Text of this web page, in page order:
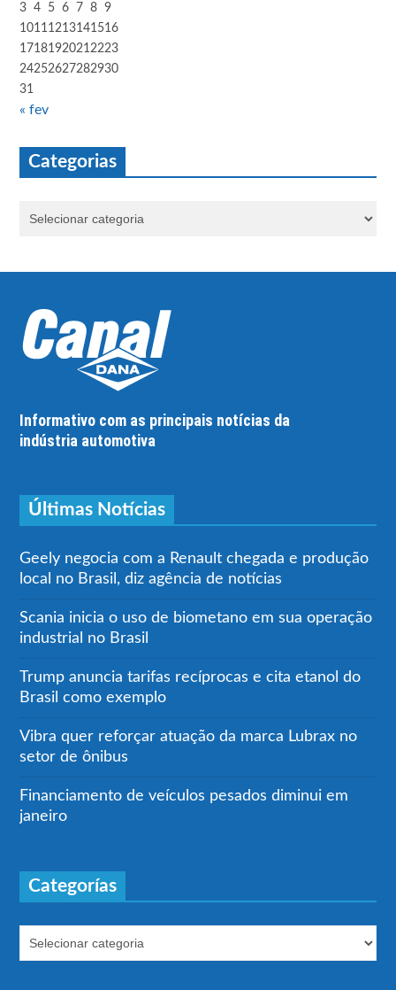
3 4 5 6 7 8 9
1011 1213141516
1718192021 2223
24252627282930
31
« fev
Categorias
Informativo com as principais notícias da
indústria automotiva
Últimas Notícias
Geely negocia com a Renault chegada e produção
local no Brasil, diz agência de notícias
Scania inicia o uso de biometano em sua operação
industrial no Brasil
Trump anuncia tarifas recíprocas e cita etanol do
Brasil como exemplo
Vibra quer reforçar atuação da marca Lubrax no
setor de ônibus
Financiamento de veículos pesados diminui em
janeiro
Categorías